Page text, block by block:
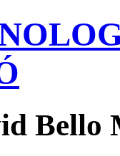
Bello